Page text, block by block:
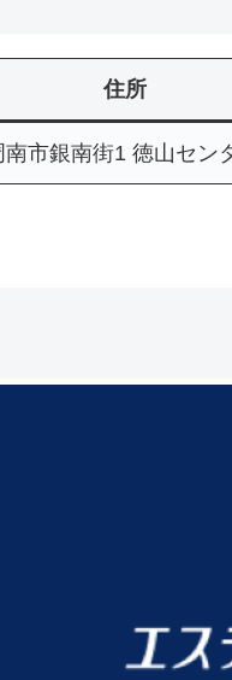
住所
南市銀南街1 徳山セン